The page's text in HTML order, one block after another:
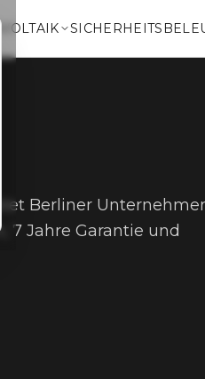
Berliner
7 Jahre Garantie und